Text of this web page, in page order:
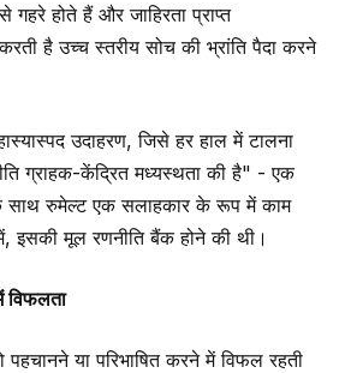
होते हैं और जाहिरता प्राप्त
है उच्च स्तरीय सोच की भ्रांति पैदा करने
उदाहरण, जिसे हर हाल में टालना
ग्राहक-केंद्रित मध्यस्थता की है" - एक
रुमेल्ट एक सलाहकार के रूप में काम
इसकी मूल रणनीति बैंक होने की थी।
विफलता
पहचानने या परिभाषित करने में विफल रहती